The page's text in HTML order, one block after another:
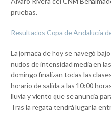
pruebas.
Resultados Copa de Andalucía
La jornada de hoy se navegó
nudos de intensidad media en
domingo finalizan todas las
horario de salida a las 10:00
lluvia y viento que se anuncia
Tras la regata tendrá lugar la